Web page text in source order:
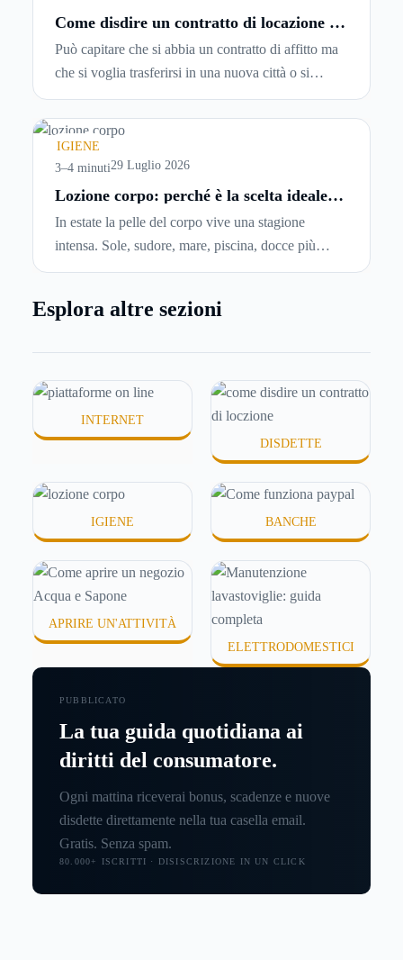
Come disdire un contratto di locazione in
modo corretto ed efficace
Può capitare che si abbia un contratto di affitto ma
che si voglia trasferirsi in una nuova città o si
abbiano problemi a pagare il canone, per cui si
comincia a cercare un’altra abitazione: è legittimo
chiedersi se è possibile
locazioneprima che scada. In questa guida
capiremo come inviare la disdetta per un contratto
IGIENE
3–4 minuti29 Luglio 2026
Lozione corpo: perché è la scelta ideale
In estate la pelle del corpo vive una stagione
intensa. Sole, sudore, mare, piscina, docce più
frequenti e aria condizionata possono renderla
meno confortevole. Eppure, proprio nei mesi caldi,
o difficili da assorbire.
Esplora altre sezioni
INTERNET
DISDETTE
IGIENE BANCHE
APRIRE UN'ATTIVITÀ
ELETTRODOMESTICI
PUBBLICATO
La tua guida quotidiana ai
diritti del consumatore.
Ogni mattina riceverai bonus, scadenze e nuove
disdette direttamente nella tua casella email.
Gratis. Senza spam.
80.000+ ISCRITTI · DISISCRIZIONE IN UN CLICK